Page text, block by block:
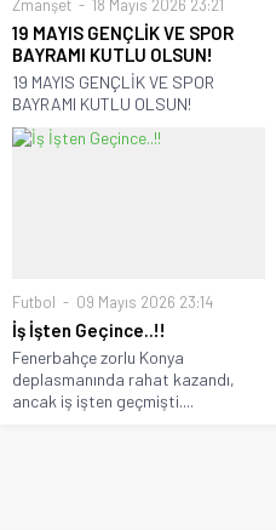
Zmanşet 18 Mayıs 2026 23:21
19 MAYIS GENÇLİK VE SPOR
BAYRAMI KUTLU OLSUN!
19 MAYIS GENÇLİK VE SPOR
BAYRAMI KUTLU OLSUN!
Futbol 09 Mayıs 2026 23:14
İş İşten Geçince..!!
Fenerbahçe zorlu Konya
deplasmanında rahat kazandı,
ancak iş işten geçmişti....